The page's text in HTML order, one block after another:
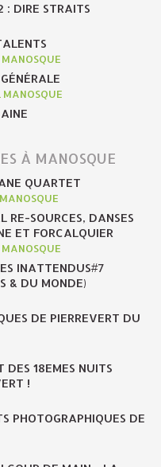
: DIRE STRAITS
MANOSQUE
À MANOSQUE
QUARTET
RE-SOURCES, DANSES
ET FORCALQUIER
INATTENDUS#7
& DU MONDE)
DE PIERREVERT DU
DES 18EMES NUITS
!
PHOTOGRAPHIQUES DE